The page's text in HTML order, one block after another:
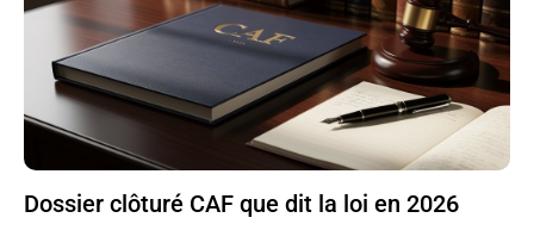
Dossier clôturé CAF que dit la loi en 2026